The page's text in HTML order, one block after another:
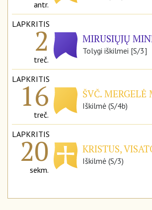
antr.
LAPKRITIS
2
treč.
MIRUSIŲJŲ
Tolygi iškilmei [S/3]
LAPKRITIS
16
treč.
ŠVČ.
Iškilmė (S/4b)
LAPKRITIS
20
sekm.
KRISTUS,
Iškilmė (S/3)